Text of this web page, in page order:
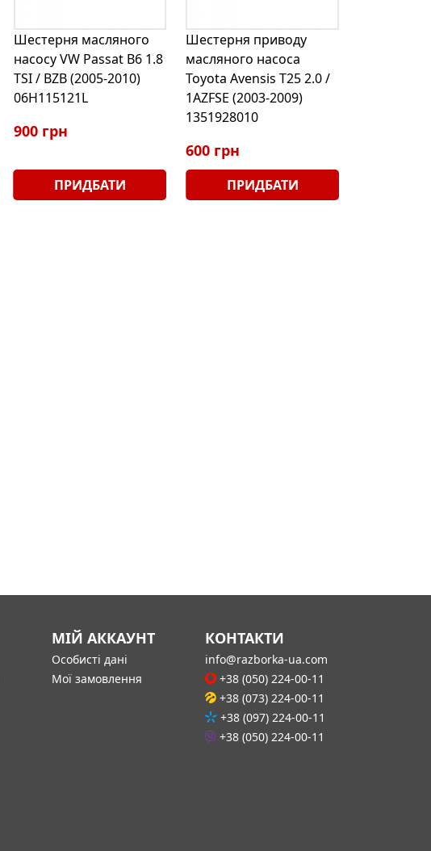
Шестерня масляного
насосу VW Passat B6 1.8
TSI / BZB (2005-2010)
06H115121L
900 грн
ПРИДБАТИ
Шестерня приводу
масляного насоса
Toyota Avensis T25 2.0 /
1AZFSE (2003-2009)
1351928010
600 грн
ПРИДБАТИ
МІЙ АККАУНТ
Особисті дані
Мої замовлення
КОНТАКТИ
info@razborka-ua.com
+38 (050) 224-00-11
+38 (073) 224-00-11
+38 (097) 224-00-11
+38 (050) 224-00-11